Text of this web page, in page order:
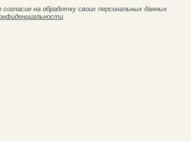
на обработку своих персональных данных